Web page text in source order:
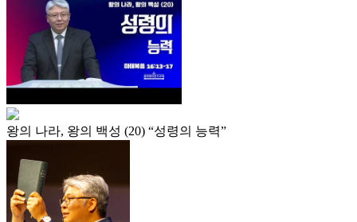
왕의 나라, 왕의 백성 (20) “성령의 능력”